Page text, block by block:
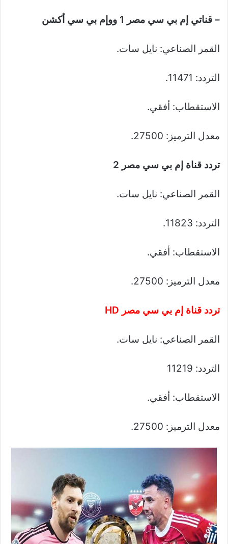
– قناتي إم بي سي مصر 1 ووإم بي سي أكشن
القمر الصناعي: نايل سات.
التردد: 11471.
الاستقطاب: أفقي.
معدل الترميز: 27500.
تردد قناة إم بي سي مصر 2
القمر الصناعي: نايل سات.
التردد: 11823.
الاستقطاب: أفقي.
معدل الترميز: 27500.
تردد قناة إم بي سي مصر HD
القمر الصناعي: نايل سات.
التردد: 11219
الاستقطاب: أفقي.
معدل الترميز: 27500.